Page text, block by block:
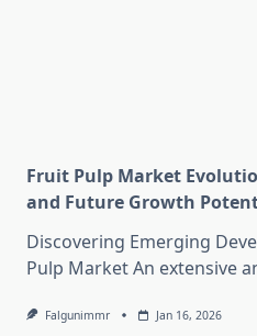
Fruit Pulp Market
and Future Growth
Discovering Emerging
Pulp Market An extensive
Falgunimmr Jan 16, 2026